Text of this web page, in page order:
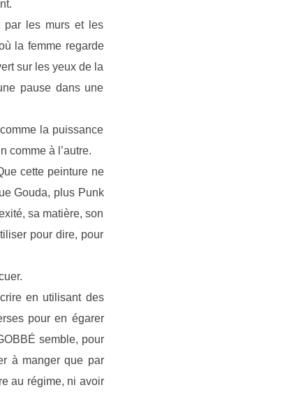
par les murs et les
la femme regarde
sur les yeux de la
pause dans une
la puissance
comme à l’autre.
cette peinture ne
Gouda, plus Punk
sa matière, son
pour dire, pour
en utilisant des
pour en égarer
semble, pour
à manger que par
au régime, ni avoir